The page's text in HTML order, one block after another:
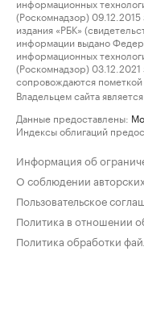
(Роскомнадзор)
издания «РБК»
информации выдано
информационных
(Роскомнадзор)
сопровождаются пометкой
Владельцем сайта
Данные предоставлены:
Индексы облигаций
Информация об
О соблюдении
Пользовательское
Политика в отношении
Политика обработки